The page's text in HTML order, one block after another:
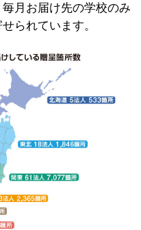
月お届け先の学校のみ
られています。